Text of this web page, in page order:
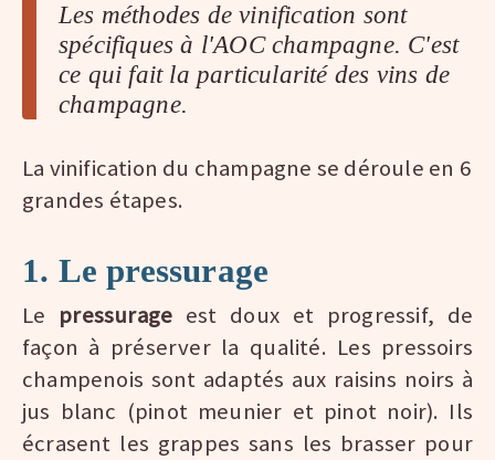
Les méthodes de vinification sont
spécifiques à l'AOC champagne. C'est
ce qui fait la particularité des vins de
champagne.
La vinification du champagne se déroule en 6
grandes étapes.
1. Le pressurage
Le pressurage est doux et progressif, de
façon à préserver la qualité. Les pressoirs
champenois sont adaptés aux raisins noirs à
jus blanc (pinot meunier et pinot noir). Ils
écrasent les grappes sans les brasser pour